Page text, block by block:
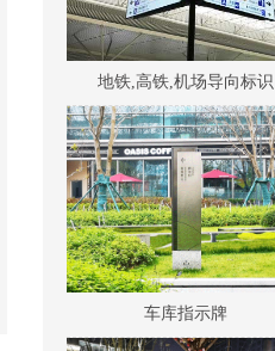
地铁,高铁,机场导向标识
车库指示牌